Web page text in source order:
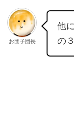
お団子団長
他
の